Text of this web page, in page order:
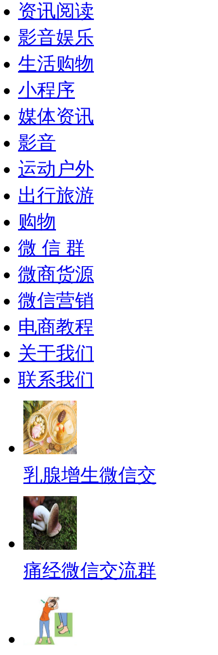
资讯阅读
影音娱乐
生活购物
小程序
媒体资讯
影音
运动户外
出行旅游
购物
微 信 群
微商货源
微信营销
电商教程
关于我们
联系我们
乳腺增生微信交
痛经微信交流群